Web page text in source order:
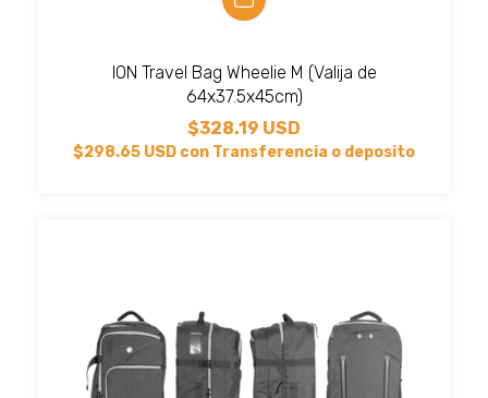
ION Travel Bag Wheelie M (Valija de
64x37.5x45cm)
$328.19 USD
$298.65 USD con Transferencia o deposito